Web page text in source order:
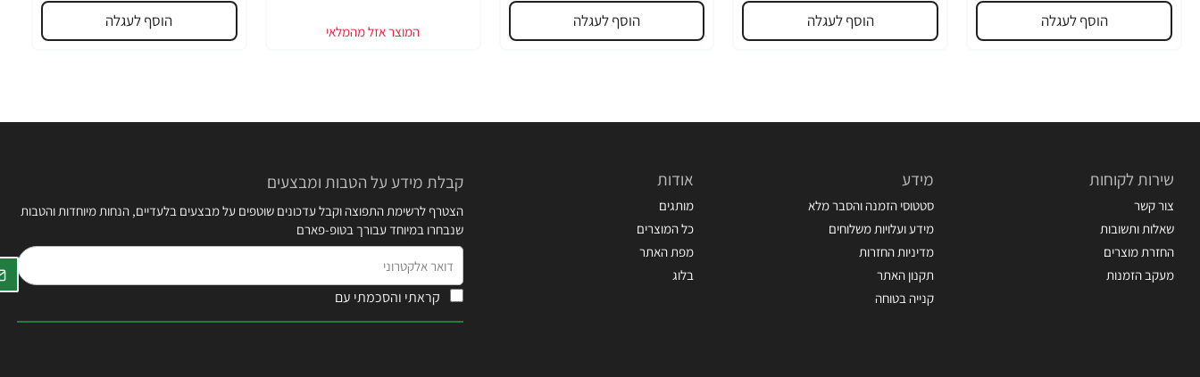
הוסף לעגלה הוסף לעגלה הוסף לעגלה הוסף לעגלה
שירות לקוחות
צור קשר
שאלות ותשובות
החזרת מוצרים
מעקב הזמנות
מידע
סטטוסי הזמנה והסבר מלא
מידע ועלויות משלוחים
מדיניות החזרות
תקנון האתר
קנייה בטוחה
אודות
מותגים
כל המוצרים
מפת האתר
בלוג
קבלת מידע על הטבות ומבצעים
הצטרף לרשימת התפוצה וקבל עדכונים שוטפים על מבצעים בלעדיים, הנחות מיוחדות והטבות
שנבחרו במיוחד עבורך בטופ-פארם
אלקטרוני
קראתי והסכמתי עם